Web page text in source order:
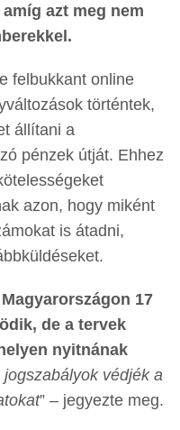
azt meg nem
felbukkant online
történtek,
állítani a
pénzek útját. Ehhez
azon, hogy miként
is átadni,
17
de a tervek
nyitnának
védjék a
” – jegyezte meg.